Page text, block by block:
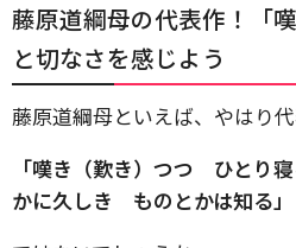
藤原道綱母の代表作！「
と切なさを感じよう
藤原道綱母といえば、やはり代
「嘆き（歎き）つつ ひと
かに久しき ものとかは知る」